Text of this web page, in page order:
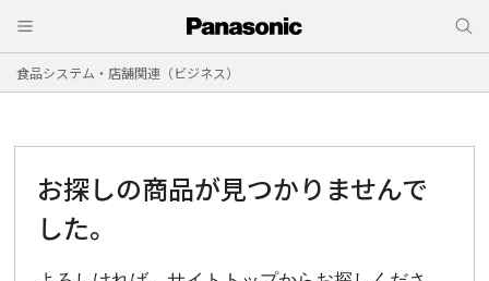
食品システム・店舗関連（ビジネス）
お探しの商品が見つかりませんで
した。